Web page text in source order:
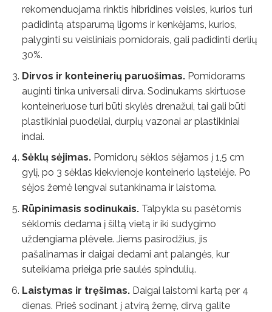
rekomenduojama rinktis hibridines veisles, kurios turi
padidintą atsparumą ligoms ir kenkėjams, kurios,
palyginti su veisliniais pomidorais, gali padidinti derlių
30%.
Dirvos ir konteinerių paruošimas. Pomidorams
auginti tinka universali dirva. Sodinukams skirtuose
konteineriuose turi būti skylės drenažui, tai gali būti
plastikiniai puodeliai, durpių vazonai ar plastikiniai
indai.
Sėklų sėjimas. Pomidorų sėklos sėjamos į 1,5 cm
gylį, po 3 sėklas kiekvienoje konteinerio ląstelėje. Po
sėjos žemė lengvai sutankinama ir laistoma.
Rūpinimasis sodinukais. Talpykla su pasėtomis
sėklomis dedama į šiltą vietą ir iki sudygimo
uždengiama plėvele. Jiems pasirodžius, jis
pašalinamas ir daigai dedami ant palangės, kur
suteikiama prieiga prie saulės spindulių.
Laistymas ir tręšimas. Daigai laistomi kartą per 4
dienas. Prieš sodinant į atvirą žemę, dirvą galite